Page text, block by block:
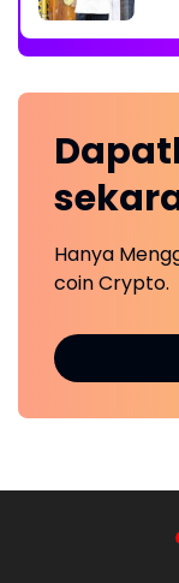
Hanya
coin Crypto.